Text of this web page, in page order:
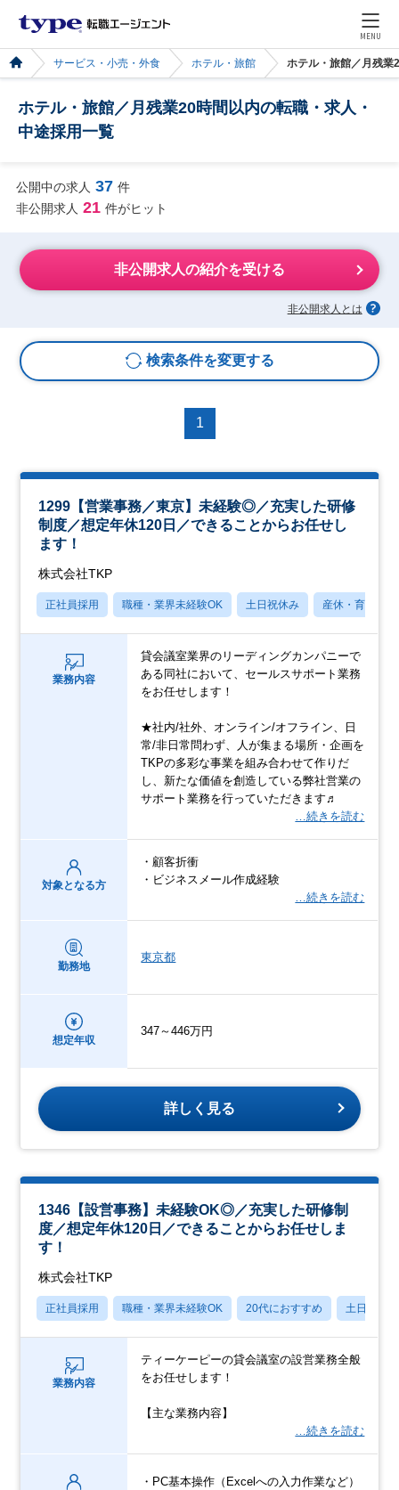
MENU
サービス・小売・外食 ホテル・旅館 ホテル・旅館／月残業
ホテル・旅館／月残業20時間以内の転職・求人・
中途採用一覧
公開中の求人 37 件
非公開求人 21 件がヒット
非公開求人の紹介を受ける
非公開求人とは
検索条件を変更する
1
1299【営業事務／東京】未経験◎／充実した研修
制度／想定年休120日／できることからお任せし
ます！
株式会社TKP
正社員採用 職種・業界未経験OK 土日祝休み 産休・育休あり
業務内容
貸会議室業界のリーディングカンパニーで
ある同社において、セールスサポート業務
をお任せします！
★社内/社外、オンライン/オフライン、日
常/非日常問わず、人が集まる場所・企画を
TKPの多彩な事業を組み合わせて作りだ
し、新たな価値を創造している弊社営業の
サポート業務を行っていただきます♬
…続きを読む
対象となる方
・顧客折衝
・ビジネスメール作成経験
…続きを読む
勤務地
東京都
想定年収
347～446万円
詳しく見る
1346【設営事務】未経験OK◎／充実した研修制
度／想定年休120日／できることからお任せしま
す！
株式会社TKP
正社員採用 職種・業界未経験OK 20代におすすめ 土日祝休み
業務内容
ティーケーピーの貸会議室の設営業務全般
をお任せします！
【主な業務内容】
…続きを読む
・PC基本操作（Excelへの入力作業など）